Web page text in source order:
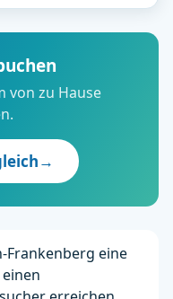
von zu Hause
→
Frankenberg eine